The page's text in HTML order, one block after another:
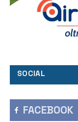
SOCIAL
FACEBOOK